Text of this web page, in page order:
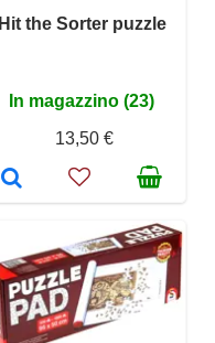
Hit the Sorter puzzle
In magazzino (23)
13,50 €